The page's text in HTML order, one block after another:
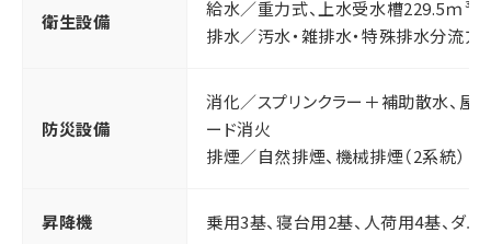
衛生設備
給水／重力式、上水受水槽229.5ｍ³
排水／汚水・雑排水・特殊排水分流方
防災設備
消化／スプリンクラー＋補助散水、屋
ード消火
排煙／自然排煙、機械排煙（2系統）
昇降機 乗用3基、寝台用2基、人荷用4基、ダム